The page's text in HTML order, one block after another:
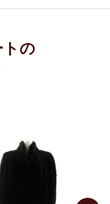
トの